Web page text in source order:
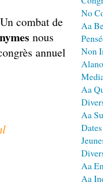
combat de
nous
annuel
No
Aa
Non
Aa
Aa
Aa
Aa